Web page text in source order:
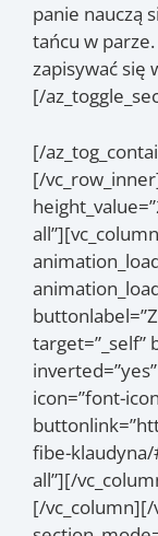
panie nauczą
tańcu w
zapisywać się
[/
[/
[/
target=”_self”
icon=”font-
fibe-klaudyna/
all”][/
[/vc_column][/